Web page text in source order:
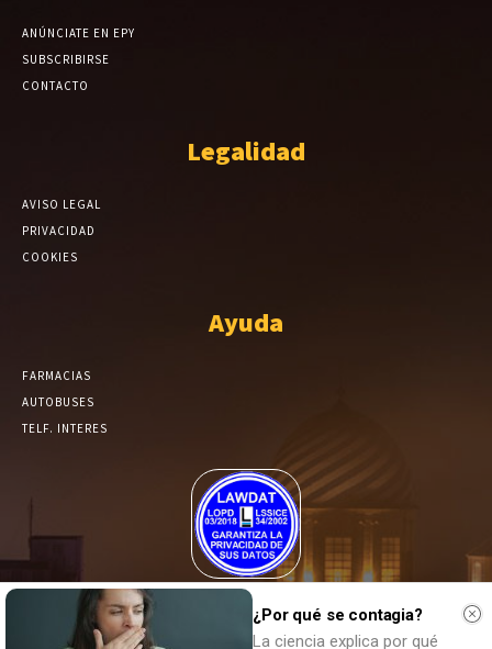
ANÚNCIATE EN EPY
SUBSCRIBIRSE
CONTACTO
Legalidad
AVISO LEGAL
PRIVACIDAD
COOKIES
Ayuda
FARMACIAS
AUTOBUSES
TELF. INTERES
El Periódico de Yecla alcanza un grado más de compromiso en el
tratamiento de sus datos.¿Por qué se contagia?
La ciencia explica por qué